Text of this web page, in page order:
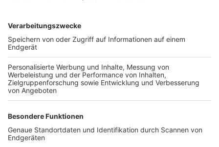
TOP-VEREINE
TOP-PARTNER